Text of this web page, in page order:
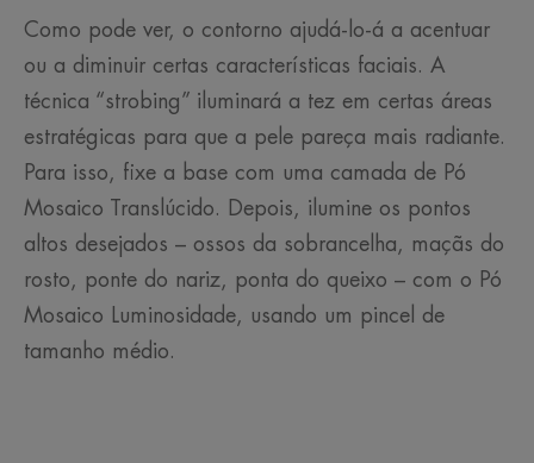
Como pode ver, o contorno ajudá-lo-á a acentuar
ou a diminuir certas características faciais. A
técnica “strobing” iluminará a tez em certas áreas
estratégicas para que a pele pareça mais radiante.
Para isso, fixe a base com uma camada de Pó
Mosaico Translúcido. Depois, ilumine os pontos
altos desejados – ossos da sobrancelha, maçãs do
rosto, ponte do nariz, ponta do queixo – com o Pó
Mosaico Luminosidade, usando um pincel de
tamanho médio.